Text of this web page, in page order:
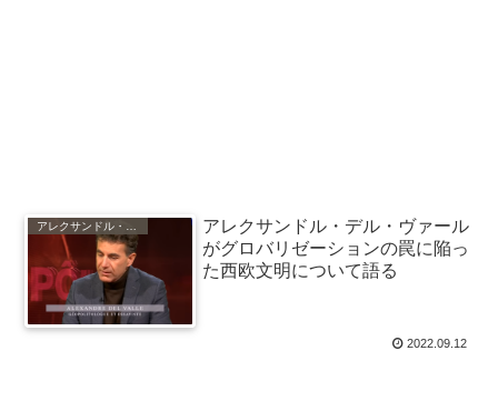
アレクサンドル・デル・ヴァール
がグロバリゼーションの罠に陥っ
た西欧文明について語る
2022.09.12